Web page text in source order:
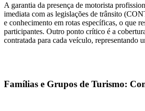
A garantia da presença de motorista
imediata com as legislações de trânsito
e conhecimento em rotas específicas, o que
participantes. Outro ponto crítico é a
contratada para cada veículo, representando
Famílias e Grupos de Turismo: